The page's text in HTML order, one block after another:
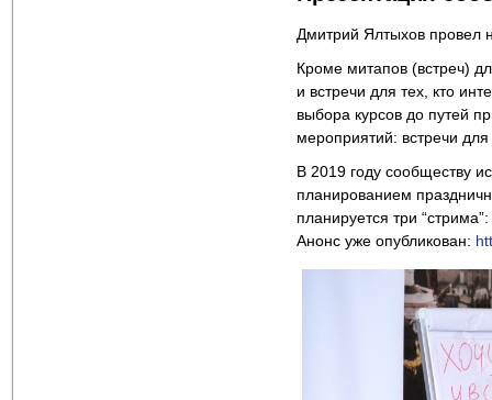
Дмитрий Ялтыхов провел
Кроме митапов (встреч)
и встречи для тех, кто
выбора курсов до путей
мероприятий: встречи
В 2019 году сообществу
планированием
планируется три
Анонс уже опубликован: